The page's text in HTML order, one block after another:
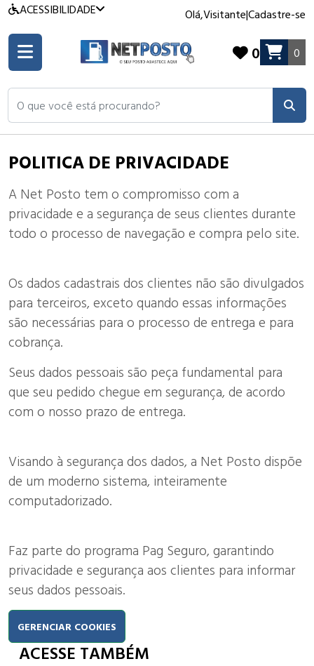
ACESSIBILIDADE Olá,Visitante|Cadastre-se
O que você está procurando?
0 0
POLITICA DE PRIVACIDADE
A Net Posto tem o compromisso com a
privacidade e a segurança de seus clientes durante
todo o processo de navegação e compra pelo site.
Os dados cadastrais dos clientes não são divulgados
para terceiros, exceto quando essas informações
são necessárias para o processo de entrega e para
cobrança.
Seus dados pessoais são peça fundamental para
que seu pedido chegue em segurança, de acordo
com o nosso prazo de entrega.
Visando à segurança dos dados, a Net Posto dispõe
de um moderno sistema, inteiramente
computadorizado.
Faz parte do programa Pag Seguro, garantindo
privacidade e segurança aos clientes para informar
seus dados pessoais.
GERENCIAR COOKIES
ACESSE TAMBÉM